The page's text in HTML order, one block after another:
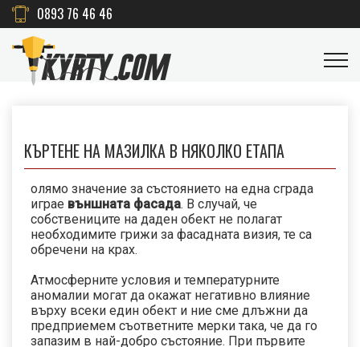
0893 76 46 46
КЪРТЕНЕ НА МАЗИЛКА В НЯКОЛКО ЕТАПА
олямо значение за състоянието на една сграда
играе външната фасада. В случай, че
собствениците на даден обект не полагат
необходимите грижи за фасадната визия, те са
обречени на крах.
Атмосферните условия и температурните
аномалии могат да окажат негативно влияние
върху всеки един обект и ние сме длъжни да
предприемем съответните мерки така, че да го
запазим в най-добро състояние. При първите